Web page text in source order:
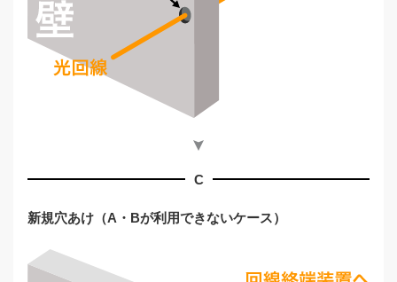
C
新規穴あけ（A・Bが利用できないケース）